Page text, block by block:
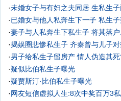
·未婚女子与有妇之夫同居 生私生
·已婚女与他人私奔生下一子 私生
·妻子与人私奔生下私生子 将其落
·揭娱圈悲惨私生子 齐秦曾与儿子
·男子给私生子留房产 情人伪造其
·疑似比伯私生子曝光
·疑贾斯汀·比伯私生子曝光
·网友短信虚拟人生:8次中奖百万3